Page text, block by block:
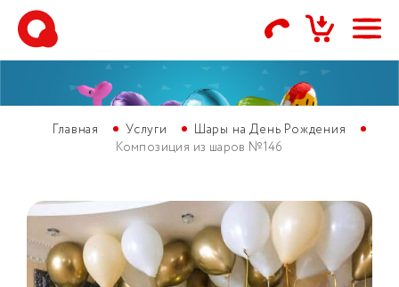
Главная Услуги
Шары на День Рождения
Композиция из шаров №146